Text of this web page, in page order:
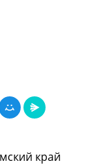
край